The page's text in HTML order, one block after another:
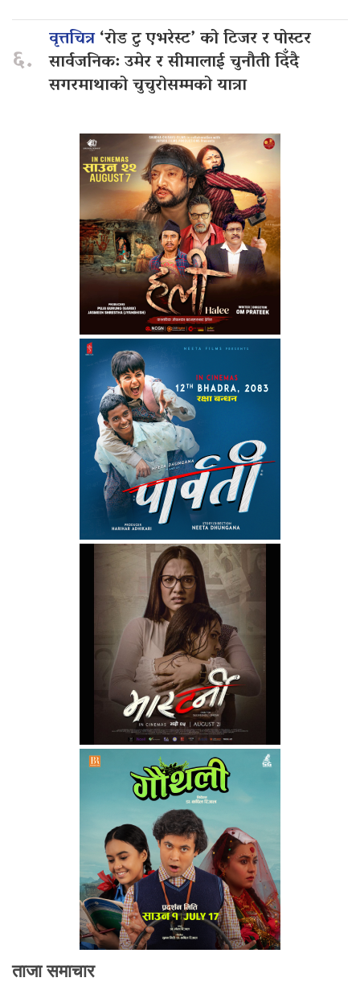
६.
वृत्तचित्र‘रोड टु एभरेस्ट’ को टिजर र पोस्टर
सार्वजनिक: उमेर र सीमालाई चुनौती दिँदै
सगरमाथाको चुचुरोसम्मको यात्रा
ताजा समाचार